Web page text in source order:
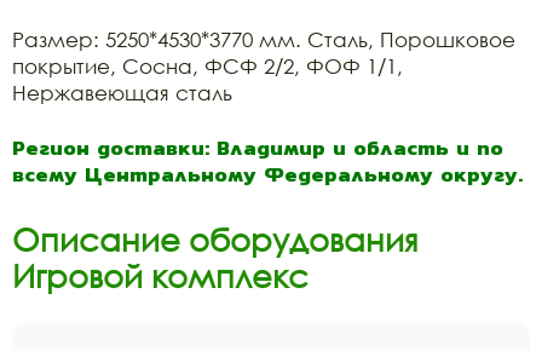
Размер: 5250*4530*3770 мм. Сталь, Порошковое
покрытие, Сосна, ФСФ 2/2, ФОФ 1/1,
Нержавеющая сталь
Регион доставки: Владимир и область и по
всему Центральному Федеральному округу.
Описание оборудования
Игровой комплекс